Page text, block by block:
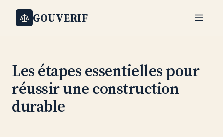
GOUVERIF
Les étapes essentielles pour
réussir une construction
durable